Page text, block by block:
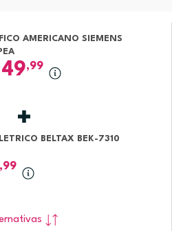
AMERICANO SIEMENS
,99
BELTAX BEK-7310
,99